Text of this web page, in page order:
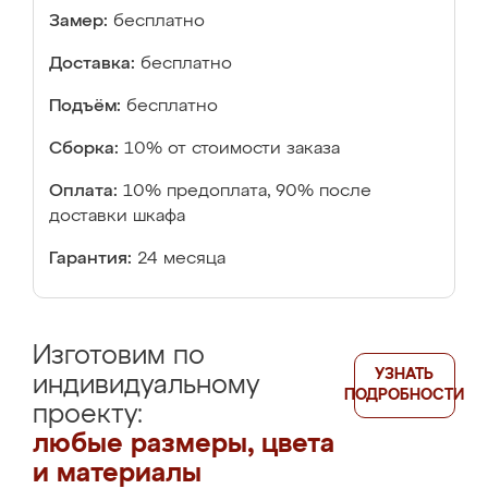
Замер: бесплатно
Доставка: бесплатно
Подъём: бесплатно
Сборка: 10% от стоимости заказа
Оплата: 10% предоплата, 90% после
доставки шкафа
Гарантия: 24 месяца
Изготовим по
индивидуальному
проекту:
любые размеры, цвета
и материалы
УЗНАТЬ
ПОДРОБНОСТИ